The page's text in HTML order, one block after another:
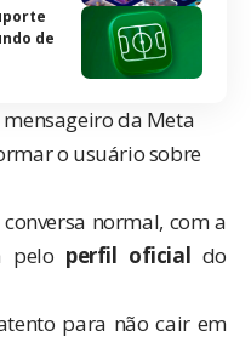
de
mensageiro da Meta
o usuário sobre
normal, com a
pelo perfil oficial do
para não cair em